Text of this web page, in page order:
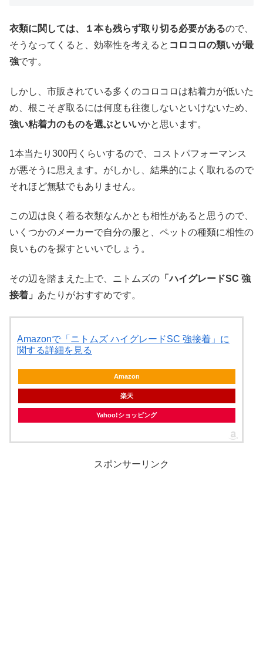
衣類に関しては、１本も残らず取り切る必要があるので、
そうなってくると、効率性を考えると コロコロの類いが最
強です。
しかし、市販されている多くのコロコロは粘着力が低いた
め、根こそぎ取るには何度も往復しないといけないため、
強い粘着力のものを選ぶといいかと思います。
1本当たり300円くらいするので、コストパフォーマンス
が悪そうに思えます。がしかし、結果的によく取れるので
それほど無駄でもありません。
この辺は良く着る衣類なんかとも相性があると思うので、
いくつかのメーカーで自分の服と、ペットの種類に相性の
良いものを探すといいでしょう。
その辺を踏まえた上で、ニトムズの 「ハイグレードSC 強
接着」 あたりがおすすめです。
Amazonで「ニトムズ ハイグレードSC 強接着」に
関する詳細を見る
Amazon
楽天
Yahoo!ショッピング
スポンサーリンク